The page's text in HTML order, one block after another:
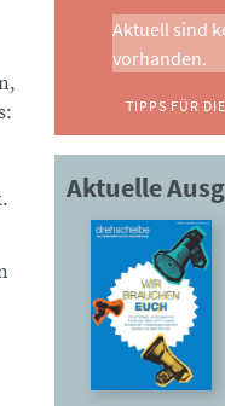
Aktuell sind
vorhanden.
TIPPS FÜR
Aktuelle